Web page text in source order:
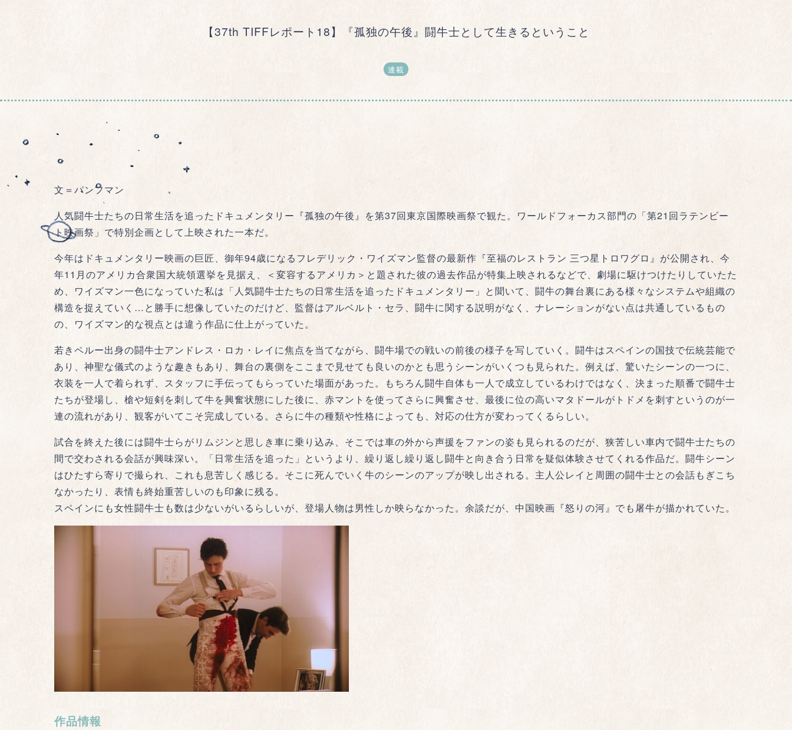
【37th TIFFレポート18】『孤独の午後』闘牛士として生きるということ
連載
文＝パンフマン
人気闘牛士たちの日常生活を追ったドキュメンタリー『孤独の午後』を第37回東京国際映画祭で観た。ワールドフォーカス部門の「第21回ラテンビー
ト映画祭」で特別企画として上映された一本だ。
今年はドキュメンタリー映画の巨匠、御年94歳になるフレデリック・ワイズマン監督の最新作『至福のレストラン 三つ星トロワグロ』が公開され、今
年11月のアメリカ合衆国大統領選挙を見据え、＜変容するアメリカ＞と題された彼の過去作品が特集上映されるなどで、劇場に駆けつけたりしていたた
め、ワイズマン一色になっていた私は「人気闘牛士たちの日常生活を追ったドキュメンタリー」と聞いて、闘牛の舞台裏にある様々なシステムや組織の
構造を捉えていく…と勝手に想像していたのだけど、監督はアルベルト・セラ、闘牛に関する説明がなく、ナレーションがない点は共通しているもの
の、ワイズマン的な視点とは違う作品に仕上がっていた。
若きペルー出身の闘牛士アンドレス・ロカ・レイに焦点を当てながら、闘牛場での戦いの前後の様子を写していく。闘牛はスペインの国技で伝統芸能で
あり、神聖な儀式のような趣きもあり、舞台の裏側をここまで見せても良いのかとも思うシーンがいくつも見られた。例えば、驚いたシーンの一つに、
衣装を一人で着られず、スタッフに手伝ってもらっていた場面があった。もちろん闘牛自体も一人で成立しているわけではなく、決まった順番で闘牛士
たちが登場し、槍や短剣を刺して牛を興奮状態にした後に、赤マントを使ってさらに興奮させ、最後に位の高いマタドールがトドメを刺すというのが一
連の流れがあり、観客がいてこそ完成している。さらに牛の種類や性格によっても、対応の仕方が変わってくるらしい。
試合を終えた後には闘牛士らがリムジンと思しき車に乗り込み、そこでは車の外から声援をファンの姿も見られるのだが、狭苦しい車内で闘牛士たちの
間で交わされる会話が興味深い。「日常生活を追った」というより、繰り返し繰り返し闘牛と向き合う日常を疑似体験させてくれる作品だ。闘牛シーン
はひたすら寄りで撮られ、これも息苦しく感じる。そこに死んでいく牛のシーンのアップが映し出される。主人公レイと周囲の闘牛士との会話もぎこち
なかったり、表情も終始重苦しいのも印象に残る。
スペインにも女性闘牛士も数は少ないがいるらしいが、登場人物は男性しか映らなかった。余談だが、中国映画『怒りの河』でも屠牛が描かれていた。
作品情報